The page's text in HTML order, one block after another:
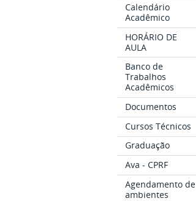
Calendário
Acadêmico
HORÁRIO DE
AULA
Banco de
Trabalhos
Acadêmicos
Documentos
Cursos Técnicos
Graduação
Ava - CPRF
Agendamento de
ambientes